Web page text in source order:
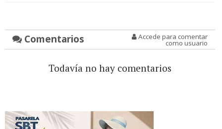
Comentarios Accede para comentar
como usuario
Todavía no hay comentarios